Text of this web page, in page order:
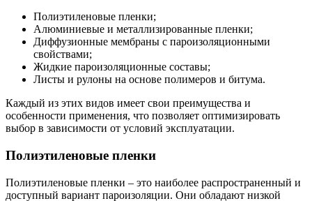
Полиэтиленовые пленки;
Алюминиевые и металлизированные пленки;
Диффузионные мембраны с пароизоляционными
свойствами;
Жидкие пароизоляционные составы;
Листы и рулоны на основе полимеров и битума.
Каждый из этих видов имеет свои преимущества и
особенности применения, что позволяет оптимизировать
выбор в зависимости от условий эксплуатации.
Полиэтиленовые пленки
Полиэтиленовые пленки – это наиболее распространенный и
доступный вариант пароизоляции. Они обладают низкой